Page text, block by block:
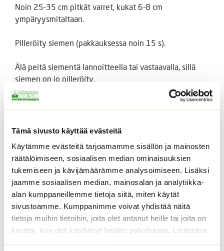
Tämä sivusto käyttää evästeitä
Käytämme evästeitä tarjoamamme sisällön ja mainosten
räätälöimiseen, sosiaalisen median ominaisuuksien
tukemiseen ja kävijämäärämme analysoimiseen. Lisäksi
jaamme sosiaalisen median, mainosalan ja analytiikka-
alan kumppaneillemme tietoja siitä, miten käytät
sivustoamme. Kumppanimme voivat yhdistää näitä
tietoja muihin tietoihin, joita olet antanut heille tai joita on
kerätty, kun olet käyttänyt heidän palvelujaan. Lisätietoa
Noin 25-35 cm pitkät varret, kukat 6-8 cm
ympäryysmitaltaan.
Pilleröity siemen (pakkauksessa noin 15 s).
Älä peitä siementä lannoitteella tai vastaavalla, sillä
siemen on jo pilleröity.
Alustan on oltava kostea jotta siemen itää. Kouli esim.
Petunia hybrida grandiflora ’karkulka’
Tutustu myös